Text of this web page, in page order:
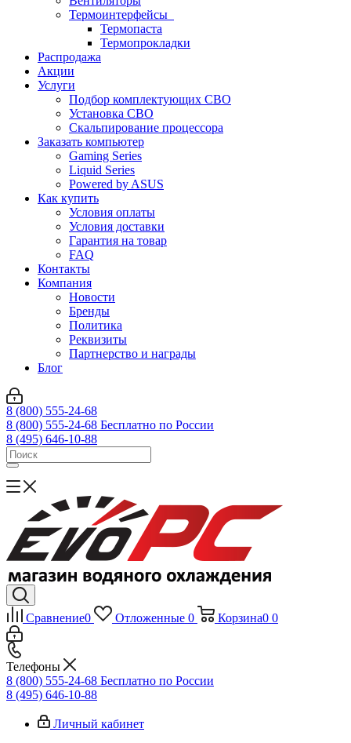
Термоинтерфейсы
Термопаста
Термопрокладки
Распродажа
Акции
Услуги
Подбор комплектующих СВО
Установка СВО
Скальпирование процессора
Заказать компьютер
Gaming Series
Liquid Series
Powered by ASUS
Как купить
Условия оплаты
Условия доставки
Гарантия на товар
FAQ
Контакты
Компания
Новости
Бренды
Политика
Реквизиты
Партнерство и награды
Блог
8 (800) 555-24-68
8 (800) 555-24-68 Бесплатно по России
8 (495) 646-10-88
Сравнение0 Отложенные 0 Корзина0 0
Телефоны
8 (800) 555-24-68 Бесплатно по России
8 (495) 646-10-88
Личный кабинет